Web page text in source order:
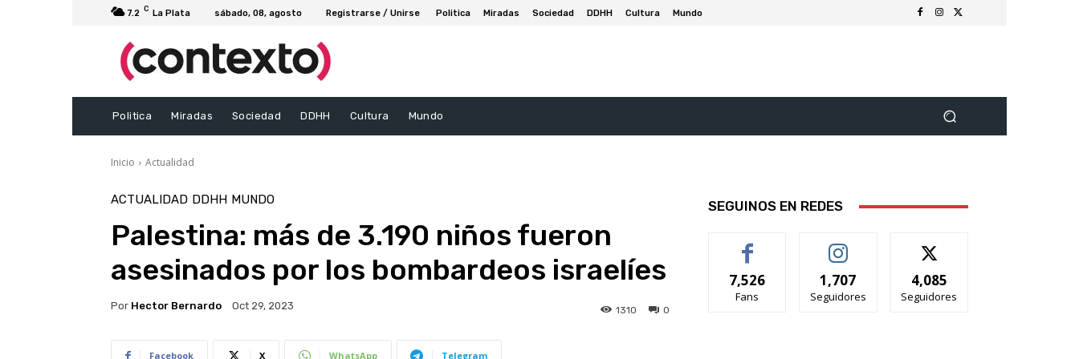
7.2 C La Plata sábado, 08, agosto Registrarse / Unirse Politica Miradas Sociedad DDHH Cultura Mundo
Politica Miradas Sociedad DDHH Cultura Mundo
Inicio Actualidad
ACTUALIDAD DDHH MUNDO
Palestina: más de 3.190 niños fueron
asesinados por los bombardeos israelíes
Por Hector Bernardo Oct 29, 2023 0
1310
Facebook X WhatsApp Telegram
SEGUINOS EN REDES
7,526
Fans
1,707
Seguidores
4,085
Seguidores